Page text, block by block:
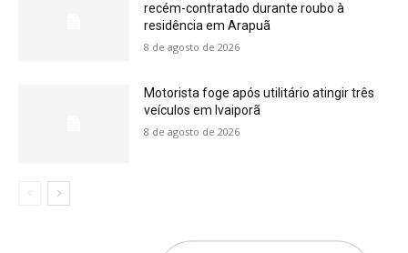
recém-contratado durante roubo à
residência em Arapuã
8 de agosto de 2026
Motorista foge após utilitário atingir três
veículos em Ivaiporã
8 de agosto de 2026